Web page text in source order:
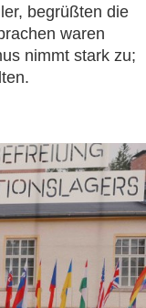
begrüßten die
waren
nimmt stark zu;